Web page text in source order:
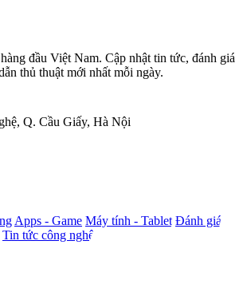
đầu Việt Nam. Cập nhật tin tức, đánh giá
thủ thuật mới nhất mỗi ngày.
Q. Cầu Giấy, Hà Nội
Apps - Game Máy tính - Tablet Đánh giá
Tin tức công nghệ